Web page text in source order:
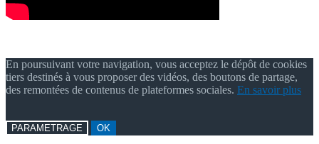
En poursuivant votre navigation, vous acceptez le dépôt de cookies
tiers destinés à vous proposer des vidéos, des boutons de partage,
des remontées de contenus de plateformes sociales. En savoir plus
PARAMETRAGE OK